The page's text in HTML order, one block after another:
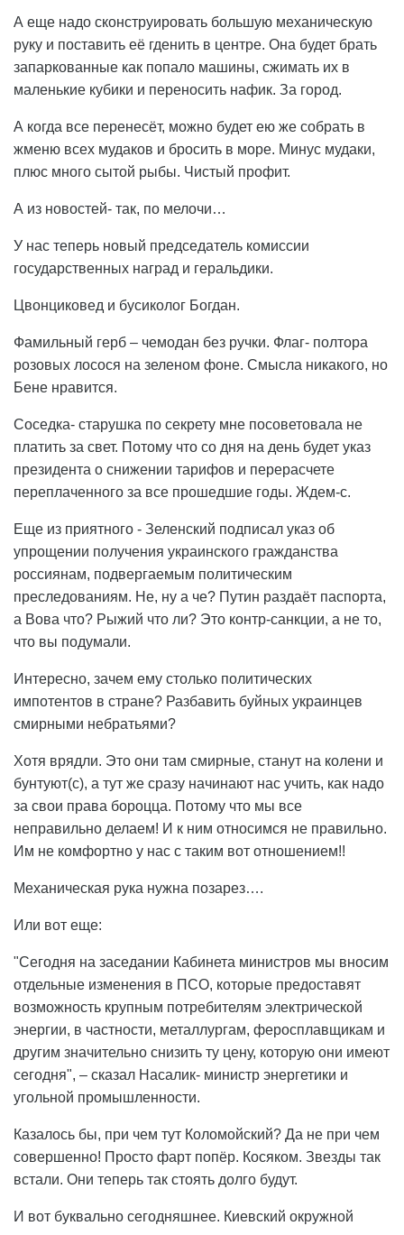
А еще надо сконструировать большую механическую
руку и поставить её гденить в центре. Она будет брать
запаркованные как попало машины, сжимать их в
маленькие кубики и переносить нафик. За город.
А когда все перенесёт, можно будет ею же собрать в
жменю всех мудаков и бросить в море. Минус мудаки,
плюс много сытой рыбы. Чистый профит.
А из новостей- так, по мелочи…
У нас теперь новый председатель комиссии
государственных наград и геральдики.
Цвонциковед и бусиколог Богдан.
Фамильный герб – чемодан без ручки. Флаг- полтора
розовых лосося на зеленом фоне. Смысла никакого, но
Бене нравится.
Соседка- старушка по секрету мне посоветовала не
платить за свет. Потому что со дня на день будет указ
президента о снижении тарифов и перерасчете
переплаченного за все прошедшие годы. Ждем-с.
Еще из приятного - Зеленский подписал указ об
упрощении получения украинского гражданства
россиянам, подвергаемым политическим
преследованиям. Не, ну а че? Путин раздаёт паспорта,
а Вова что? Рыжий что ли? Это контр-санкции, а не то,
что вы подумали.
Интересно, зачем ему столько политических
импотентов в стране? Разбавить буйных украинцев
смирными небратьями?
Хотя врядли. Это они там смирные, станут на колени и
бунтуют(с), а тут же сразу начинают нас учить, как надо
за свои права бороцца. Потому что мы все
неправильно делаем! И к ним относимся не правильно.
Им не комфортно у нас с таким вот отношением!!
Механическая рука нужна позарез….
Или вот еще:
"Сегодня на заседании Кабинета министров мы вносим
отдельные изменения в ПСО, которые предоставят
возможность крупным потребителям электрической
энергии, в частности, металлургам, феросплавщикам и
другим значительно снизить ту цену, которую они имеют
сегодня", – сказал Насалик- министр энергетики и
угольной промышленности.
Казалось бы, при чем тут Коломойский? Да не при чем
совершенно! Просто фарт попёр. Косяком. Звезды так
встали. Они теперь так стоять долго будут.
И вот буквально сегодняшнее. Киевский окружной